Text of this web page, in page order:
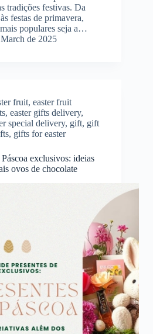
tradições festivas. Da
festas de primavera,
populares seja a…
de 2025
fruit, easter fruit
, easter gifts delivery,
special delivery, gift, gift
, gifts for easter
exclusivos: ideias
ovos de chocolate